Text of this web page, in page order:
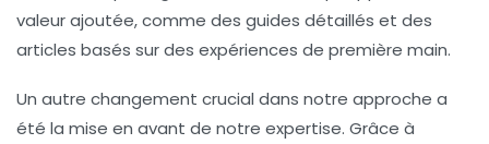
valeur ajoutée, comme des guides détaillés et des
articles basés sur des expériences de première main.
Un autre changement crucial dans notre approche a
été la mise en avant de notre expertise. Grâce à